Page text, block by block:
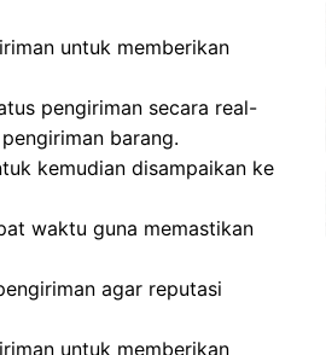
untuk memberikan
pengiriman secara real-
barang.
kemudian disampaikan ke
waktu guna memastikan
agar reputasi
untuk memberikan